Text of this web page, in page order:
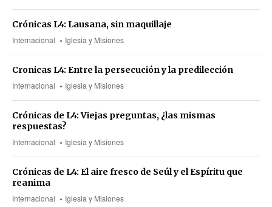
Internacional Iglesia y Misiones
Crónicas L4: Lausana, sin maquillaje
Internacional Iglesia y Misiones
Cronicas L4: Entre la persecución y la predilección
Internacional Iglesia y Misiones
Crónicas de L4: Viejas preguntas, ¿las mismas
respuestas?
Internacional Iglesia y Misiones
Crónicas de L4: El aire fresco de Seúl y el Espíritu que
reanima